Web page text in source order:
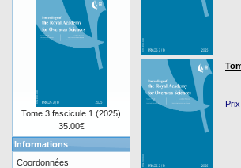
Tome 3 fascicule 1 (2025)
35.00€
Informations
Coordonnées